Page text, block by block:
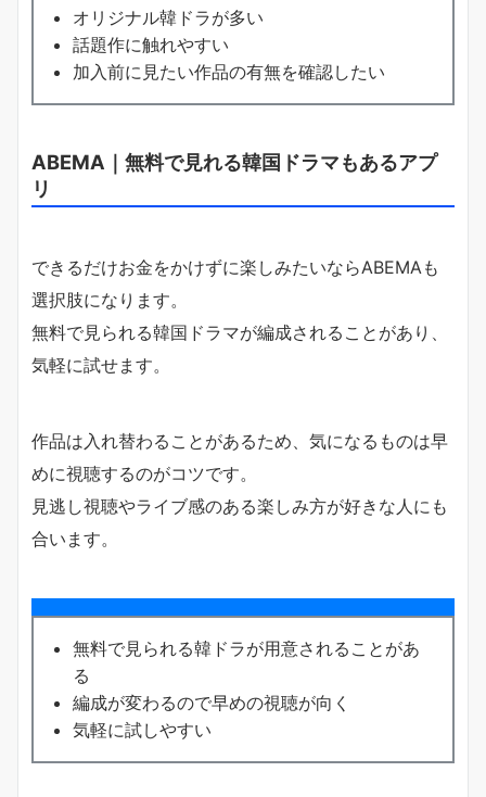
オリジナル韓ドラが多い
話題作に触れやすい
加入前に見たい作品の有無を確認したい
ABEMA｜無料で見れる韓国ドラマもあるアプ
リ
できるだけお金をかけずに楽しみたいならABEMAも
選択肢になります。
無料で見られる韓国ドラマが編成されることがあり、
気軽に試せます。
作品は入れ替わることがあるため、気になるものは早
めに視聴するのがコツです。
見逃し視聴やライブ感のある楽しみ方が好きな人にも
合います。
無料で見られる韓ドラが用意されることがあ
る
編成が変わるので早めの視聴が向く
気軽に試しやすい